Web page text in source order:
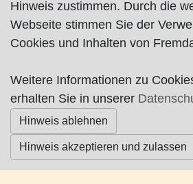
Impressum| Datenschutz|AGB
© Worpswede24 2015-2026
Hinweis zustimmen. Durch die
Webseite stimmen Sie der
Cookies und Inhalten von
Weitere Informationen zu
erhalten Sie in unserer
Hinweis ablehnen
Hinweis akzeptieren und zulassen